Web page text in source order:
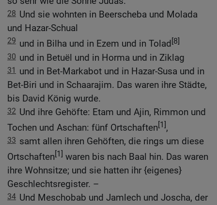
28 Und sie wohnten in Beerscheba und Molada
und Hazar-Schual
29 und in Bilha und in Ezem und in Tolad[8]
30 und in Betuël und in Horma und in Ziklag
31 und in Bet-Markabot und in Hazar-Susa und in
Bet-Biri und in Schaarajim. Das waren ihre Städte,
bis David König wurde.
32 Und ihre Gehöfte: Etam und Ajin, Rimmon und
Tochen und Aschan: fünf Ortschaften[1],
33 samt allen ihren Gehöften, die rings um diese
Ortschaften[1] waren bis nach Baal hin. Das waren
ihre Wohnsitze; und sie hatten ihr {eigenes}
Geschlechtsregister. –
34 Und Meschobab und Jamlech und Joscha, der